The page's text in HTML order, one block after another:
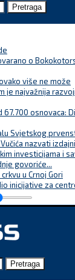
Pretraga
o
više ne može
je najvažnija
osnovaca:
Svjetskog
nazvati
investicijama i
govoriće...
u Crnoj Gori
inicijative za
Pretraga